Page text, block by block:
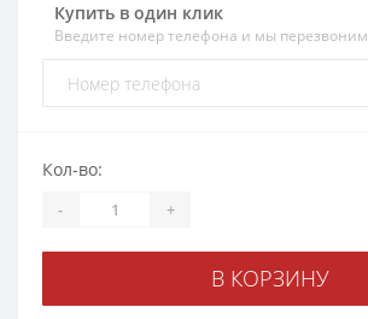
Купить в один клик
Введите номер телефона и мы перезвоним
Кол-во:
- +
В КОРЗИНУ